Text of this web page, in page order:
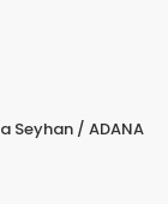
Seyhan / ADANA